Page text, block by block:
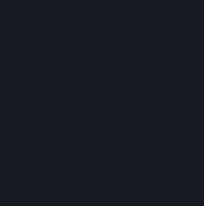
В каких случаях
Возможность осуществить возврат в
покупки за продукты, в которых вы
распространяется на игры и
магазине Steam. Далее вы найдете
Возврат средств за дополнительный
(контент, распространяемый через
используемый другими играми и